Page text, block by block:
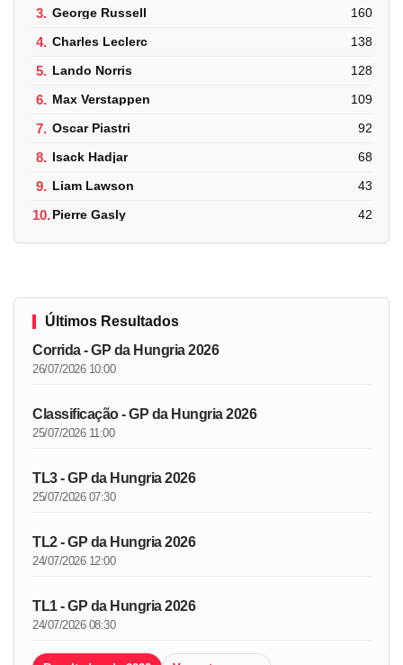
3. George Russell 160
4. Charles Leclerc 138
5. Lando Norris 128
6. Max Verstappen 109
7. Oscar Piastri 92
8. Isack Hadjar 68
9. Liam Lawson 43
10.Pierre Gasly 42
Últimos Resultados
Corrida - GP da Hungria 2026
26/07/2026 10:00
Classificação - GP da Hungria 2026
25/07/2026 11:00
TL3 - GP da Hungria 2026
25/07/2026 07:30
TL2 - GP da Hungria 2026
24/07/2026 12:00
TL1 - GP da Hungria 2026
24/07/2026 08:30